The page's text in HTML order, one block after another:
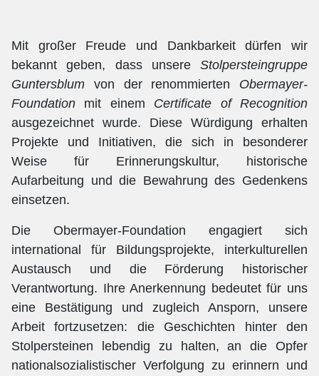
Mit großer Freude und Dankbarkeit dürfen wir
bekannt geben, dass unsere Stolpersteingruppe
Guntersblum von der renommierten Obermayer-
Foundation mit einem Certificate of Recognition
ausgezeichnet wurde. Diese Würdigung erhalten
Projekte und Initiativen, die sich in besonderer
Weise für Erinnerungskultur, historische
Aufarbeitung und die Bewahrung des Gedenkens
einsetzen.
Die Obermayer-Foundation engagiert sich
international für Bildungsprojekte, interkulturellen
Austausch und die Förderung historischer
Verantwortung. Ihre Anerkennung bedeutet für uns
eine Bestätigung und zugleich Ansporn, unsere
Arbeit fortzusetzen: die Geschichten hinter den
Stolpersteinen lebendig zu halten, an die Opfer
nationalsozialistischer Verfolgung zu erinnern und